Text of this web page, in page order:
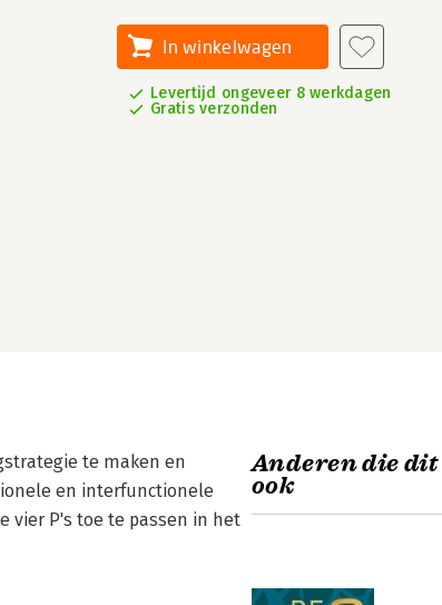
In winkelwagen
Levertijd ongeveer 8 werkdagen
Gratis verzonden
te maken en
en interfunctionele
vier P's toe te passen in het
Anderen die dit
ook